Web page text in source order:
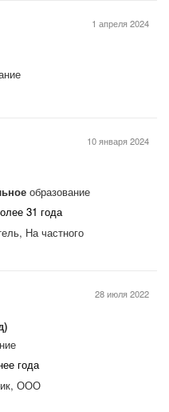
1 апреля 2024
10 января 2024
образование
31 года
На частного
28 июля 2022
года
ООО